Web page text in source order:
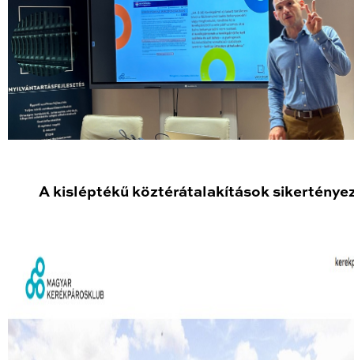
A kisléptékű köztérátalakítások